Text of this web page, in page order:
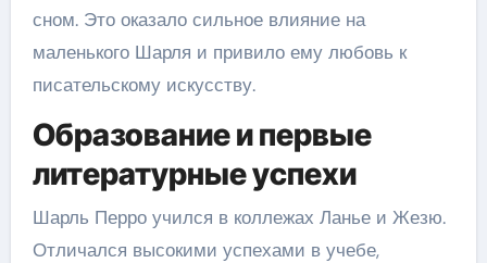
сном. Это оказало сильное влияние на
маленького Шарля и привило ему любовь к
писательскому искусству.
Образование и первые
литературные успехи
Шарль Перро учился в коллежах Ланье и Жезю.
Отличался высокими успехами в учебе,